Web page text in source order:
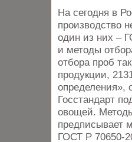
На сегодня в
производство
один из них –
и методы
отбора проб
продукции,
определения»,
Госстандарт
овощей.
предписывает
ГОСТ Р 70650-